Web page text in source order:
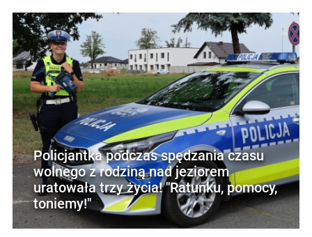
Policjantka podczas spędzania czasu
wolnego z rodziną nad jeziorem
uratowała trzy życia! "Ratunku, pomocy,
toniemy!"